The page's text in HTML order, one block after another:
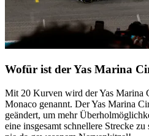
Wofür ist der Yas Marina
Mit 20 Kurven wird der Yas Marina
Monaco genannt. Der Yas Marina
geändert, um mehr
eine insgesamt schnellere Strecke